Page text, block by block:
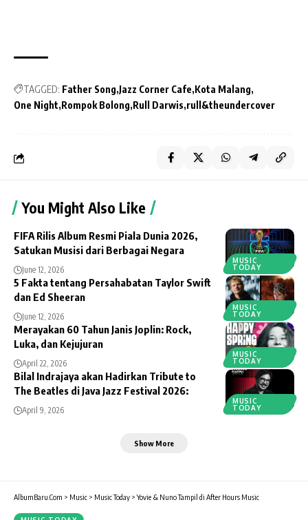
TAGGED: Father Song Jazz Corner Cafe Kota Malang
One Night Rompok Bolong Rull Darwis rull&theundercover
You Might Also Like
MUSIC
TODAY
FIFA Rilis Album Resmi Piala Dunia 2026,
Satukan Musisi dari Berbagai Negara
June 12, 2026
MUSIC
TODAY
5 Fakta tentang Persahabatan Taylor Swift
dan Ed Sheeran
June 12, 2026
MUSIC
TODAY
Merayakan 60 Tahun Janis Joplin: Rock,
Luka, dan Kejujuran
April 22, 2026
MUSIC
TODAY
Bilal Indrajaya akan Hadirkan Tribute to
The Beatles di Java Jazz Festival 2026:
April 9, 2026
Show More
AlbumBaru.Com > Music > Music Today >Yovie & Nuno Tampil di After Hours Music